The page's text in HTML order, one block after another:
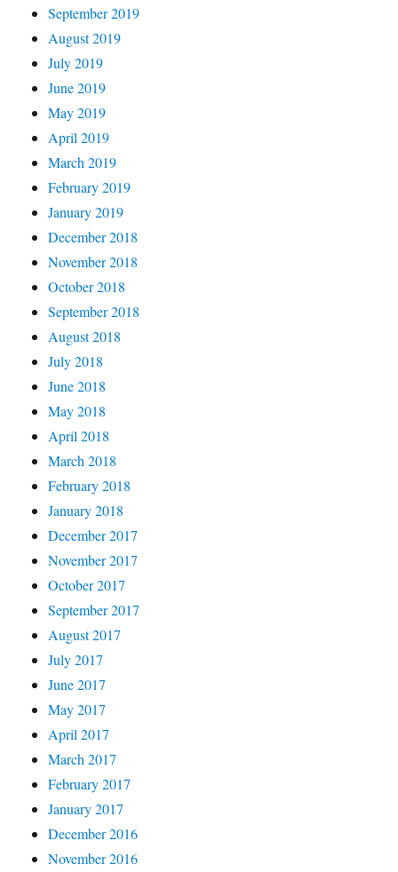
September 2019
August 2019
July 2019
June 2019
May 2019
April 2019
March 2019
February 2019
January 2019
December 2018
November 2018
October 2018
September 2018
August 2018
July 2018
June 2018
May 2018
April 2018
March 2018
February 2018
January 2018
December 2017
November 2017
October 2017
September 2017
August 2017
July 2017
June 2017
May 2017
April 2017
March 2017
February 2017
January 2017
December 2016
November 2016